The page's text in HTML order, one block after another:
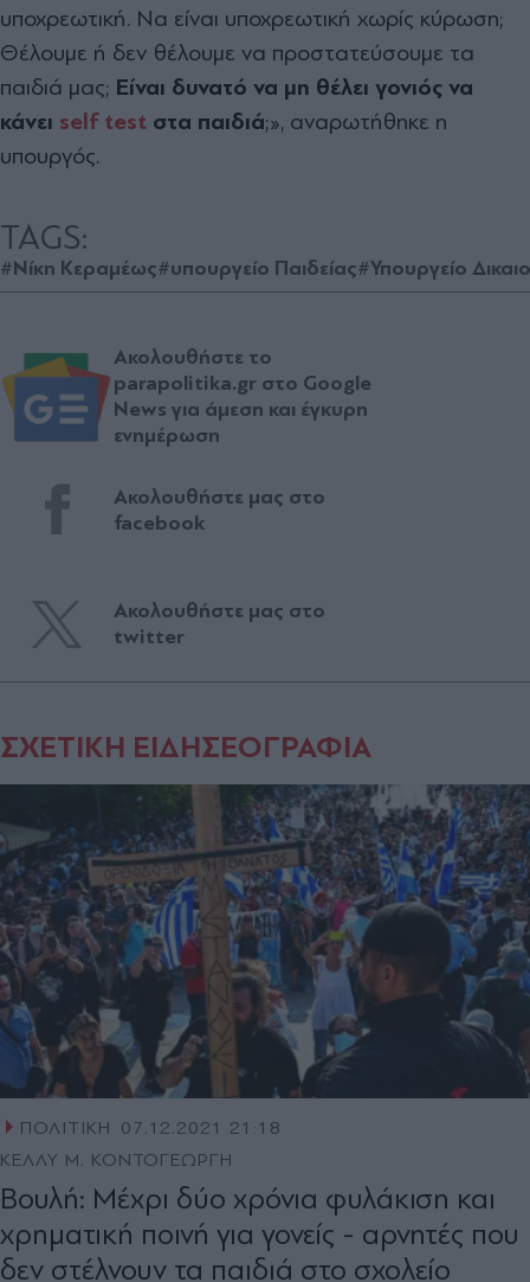
υποχρεωτική. Να είναι υποχρεωτική χωρίς κύρωση;
Θέλουμε ή δεν θέλουμε να προστατεύσουμε τα
παιδιά μας; Είναι δυνατό να μη θέλει γονιός να
κάνει self test στα παιδιά;», αναρωτήθηκε η
υπουργός.
TAGS:
#Νίκη Κεραμέως#υπουργείο Παιδείας#Υπουργείο
Ακολουθήστε το
parapolitika.gr στο Google
News για άμεση και έγκυρη
ενημέρωση
Ακολουθήστε μας στο
facebook
Ακολουθήστε μας στο
twitter
ΣΧΕΤΙΚΗ ΕΙΔΗΣΕΟΓΡΑΦΙΑ
ΠΟΛΙΤΙΚΗ
07.12.2021 21:18
ΚΕΛΛΥ Μ. ΚΟΝΤΟΓΕΩΡΓΗ
Βουλή: Μέχρι δύο χρόνια φυλάκιση και
χρηματική ποινή για γονείς - αρνητές που
δεν στέλνουν τα παιδιά στο σχολείο